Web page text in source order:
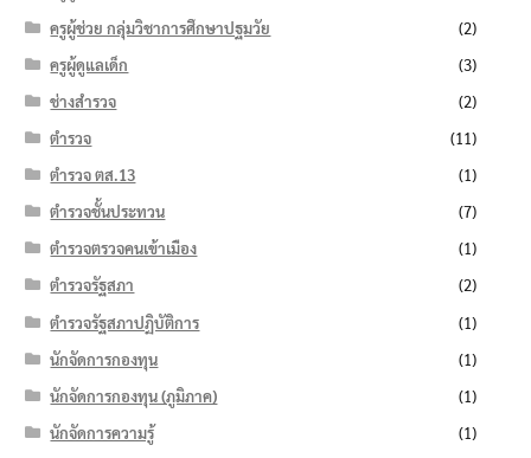
ครูผู้ช่วย กลุ่มวิชาการศึกษาปฐมวัย
(2)
ครูผู้ดูแลเด็ก
(3)
ช่างสำรวจ
(2)
ตำรวจ
(11)
ตำรวจ ตส.13
(1)
ตำรวจชั้นประทวน
(7)
ตำรวจตรวจคนเข้าเมือง
(1)
ตำรวจรัฐสภา
(2)
ตำรวจรัฐสภาปฏิบัติการ
(1)
นักจัดการกองทุน
(1)
นักจัดการกองทุน (ภูมิภาค)
(1)
นักจัดการความรู้
(1)